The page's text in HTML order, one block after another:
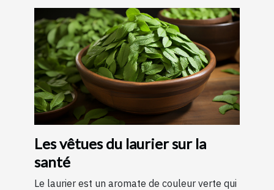
Les vêtues du laurier sur la
santé
Le laurier est un aromate de couleur verte qui